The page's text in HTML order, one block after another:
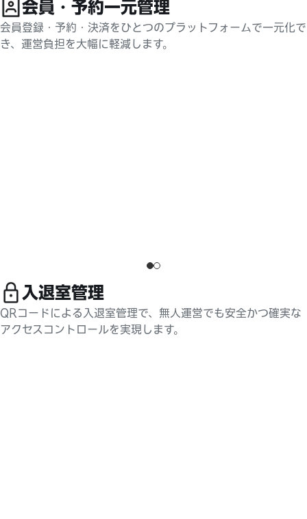
会員・予約一元管理
会員登録・予約・決済をひとつのプラットフォームで一元化で
き、運営負担を大幅に軽減します。
Slide 1 of 2
入退室管理​
QRコードによる入退室管理で、無人運営でも安全かつ確実な
アクセスコントロールを実現します。